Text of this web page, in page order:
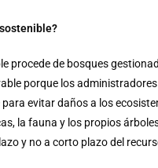
procede de bosques
porque los
evitar daños a los
la fauna y los propios
y no a corto plazo del